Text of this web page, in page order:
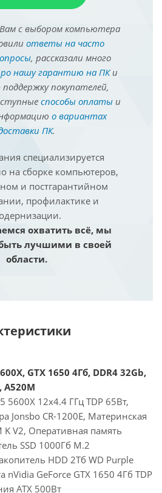
с выбором компьютера
ответы на часто
, рассказали много
нашу гарантию на ПКи
покупателей,
способы оплатыи
о вариантах
ПК.
специализируется
на сборке компьютеров,
и постгарантийном
профилактике и
охватить всё, мы
лучшими в своей
области.
GTX 1650 4Гб, DDR4 32Gb,
A520M
5600X 12x4.4 ГГц TDP 65Вт,
Jonsbo CR-1200E, Материнская
K V2, Оперативная память
SSD 1000Гб M.2
HDD 2Тб WD Purple
nVidia GeForce GTX 1650 4Гб TDP
ATX 500Вт